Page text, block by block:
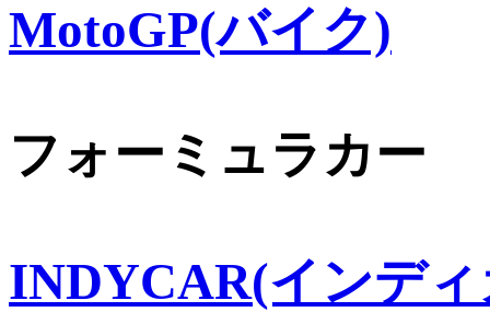
MotoGP(バイク)
フォーミュラカー
INDYCAR(インデ